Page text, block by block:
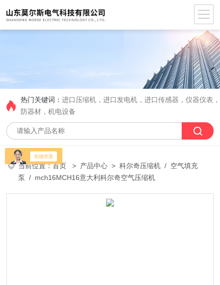
热门关键词：进口压缩机，进口发电机，进口传感器，仪器仪表
防器材，机电设备
当前位置：首页 > 产品中心 >科尔奇压缩机 / 空气填充
泵 / mch16MCH16意大利科尔奇空气压缩机